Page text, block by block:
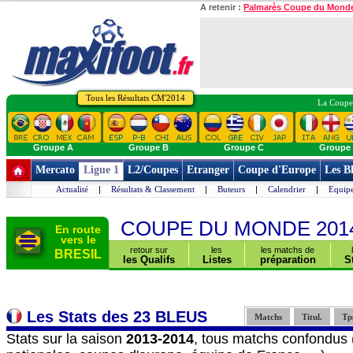
A retenir : Palmarès Coupe du
Tous les Résultats CM'2014 La
Groupe A Groupe B Groupe C Groupe
Mercato Ligue 1 L2/Coupes Etranger Coupe d'Europe Les
Actualité | Résultats & Classement | Buteurs | Calendrier |
En route
vers le
BRESIL
COUPE DU MONDE
retour sur
les Qualifs
les
Listes
les matchs de
préparation
Les Stats des 23 BLEUS Matchs Titul.
Stats sur la saison 2013-2014, tous matchs